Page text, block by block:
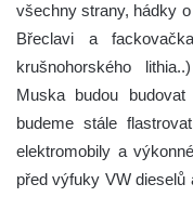
všechny strany, hádky
Břeclavi a
krušnohorského
Muska budou
budeme stále
elektromobily a
před výfuky VW